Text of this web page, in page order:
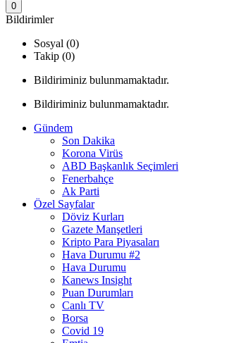
0
Bildirimler
Sosyal (0)
Takip (0)
Bildiriminiz bulunmamaktadır.
Bildiriminiz bulunmamaktadır.
Gündem
Son Dakika
Korona Virüs
ABD Başkanlık Seçimleri
Fenerbahçe
Ak Parti
Özel Sayfalar
Döviz Kurları
Gazete Manşetleri
Kripto Para Piyasaları
Hava Durumu #2
Hava Durumu
Kanews Insight
Puan Durumları
Canlı TV
Borsa
Covid 19